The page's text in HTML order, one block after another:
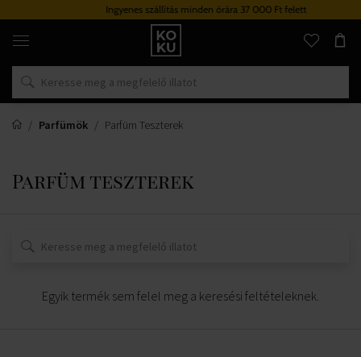
Ingyenes szállítás minden órára 37 000 Ft felett
Eredeti
parfümök
órák
egy
Parfümök Parfüm Teszterek
Parfüm teszterek
Egyik termék sem felel meg a keresési feltételeknek.